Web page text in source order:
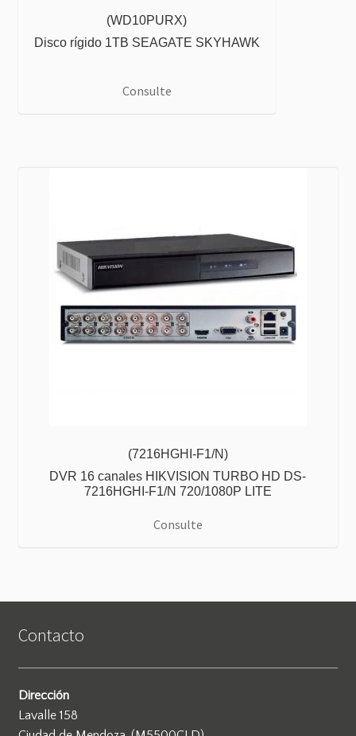
(WD10PURX)
Disco rígido 1TB SEAGATE SKYHAWK
Consulte
(7216HGHI-F1/N)
DVR 16 canales HIKVISION TURBO HD DS-
7216HGHI-F1/N 720/1080P LITE
Consulte
Contacto
Dirección
Lavalle 158